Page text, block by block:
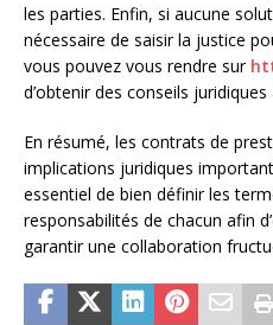
les parties. Enfin, si aucune
nécessaire de saisir la justice
vous pouvez vous rendre sur
d’obtenir des conseils
En résumé, les contrats de
implications juridiques
essentiel de bien définir les
responsabilités de chacun afin
garantir une collaboration